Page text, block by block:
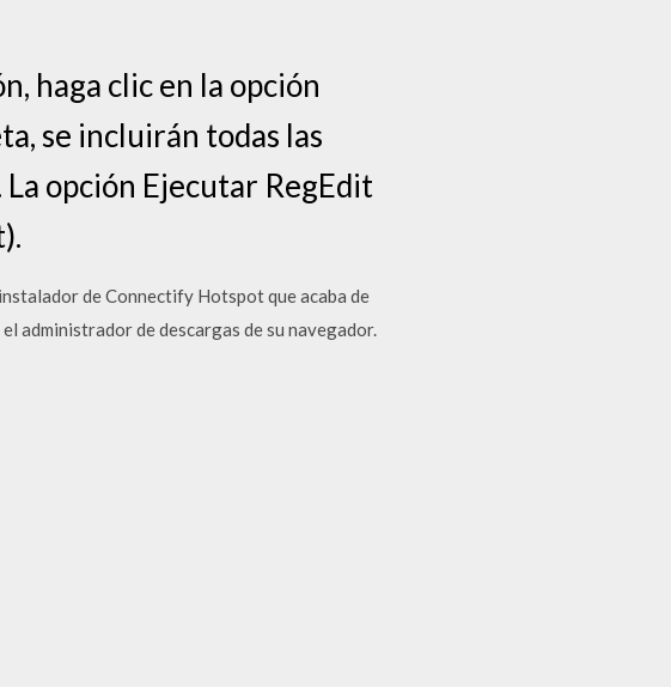
haga clic en la opción
se incluirán todas las
opción Ejecutar RegEdit
de Connectify Hotspot que acaba de
administrador de descargas de su navegador.